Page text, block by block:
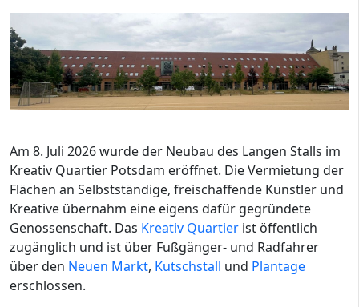
Am 8. Juli 2026 wurde der Neubau des Langen Stalls im
Kreativ Quartier Potsdam eröffnet. Die Vermietung der
Flächen an Selbstständige, freischaffende Künstler und
Kreative übernahm eine eigens dafür gegründete
Genossenschaft. Das Kreativ Quartier ist öffentlich
zugänglich und ist über Fußgänger- und Radfahrer
über den Neuen Markt, Kutschstall und Plantage
erschlossen.